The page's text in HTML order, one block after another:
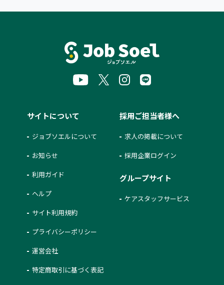
サイトについて
ジョブソエルについて
お知らせ
利用ガイド
ヘルプ
サイト利用規約
プライバシーポリシー
運営会社
特定商取引に基づく表記
採用ご担当者様へ
求人の掲載について
採用企業ログイン
グループサイト
ケアスタッフサービス